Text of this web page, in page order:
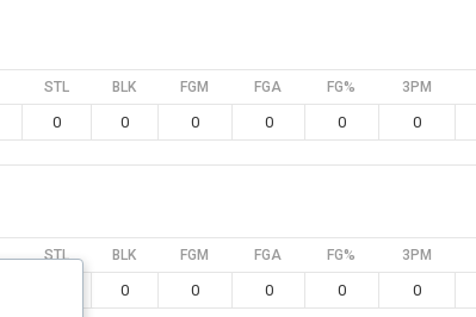
STL BLK FGM FGA FG% 3PM
0 0 0 0 0 0
STL BLK FGM FGA FG% 3PM
0 0 0 0 0